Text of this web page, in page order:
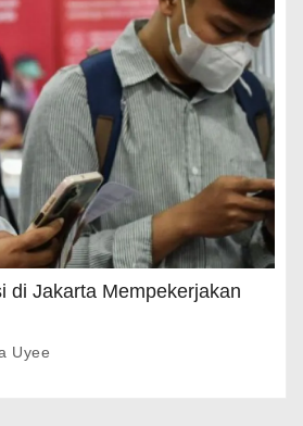
di Jakarta Mempekerjakan
Uyee